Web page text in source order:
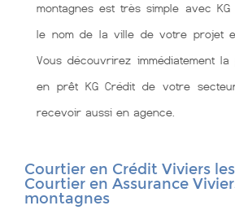
montagnes est très simple avec KG
le nom de la ville de votre projet
Vous découvrirez immédiatement
en prêt KG Crédit de votre
recevoir aussi en agence.
Courtier en Crédit Viviers
Courtier en Assurance
montagnes